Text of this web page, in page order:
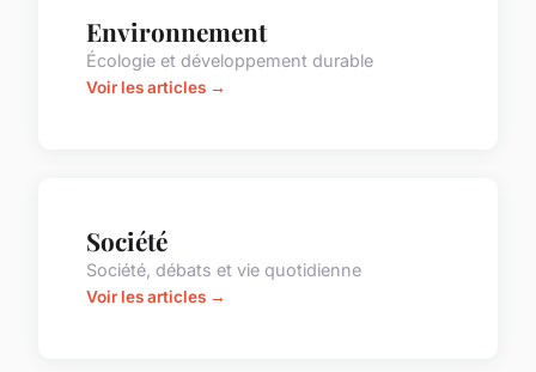
Environnement
Écologie et développement durable
Voir les articles →
Société
Société, débats et vie quotidienne
Voir les articles →